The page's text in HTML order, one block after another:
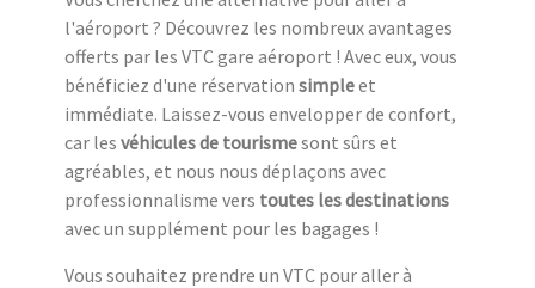
l'aéroport ? Découvrez les nombreux avantages
offerts par les VTC gare aéroport ! Avec eux, vous
bénéficiez d'une réservation simpleet
immédiate. Laissez-vous envelopper de confort,
car les véhicules de tourismesont sûrs et
agréables, et nous nous déplaçons avec
professionnalisme vers toutes les destinations
avec un supplément pour les bagages !
Vous souhaitez prendre un VTC pour aller à